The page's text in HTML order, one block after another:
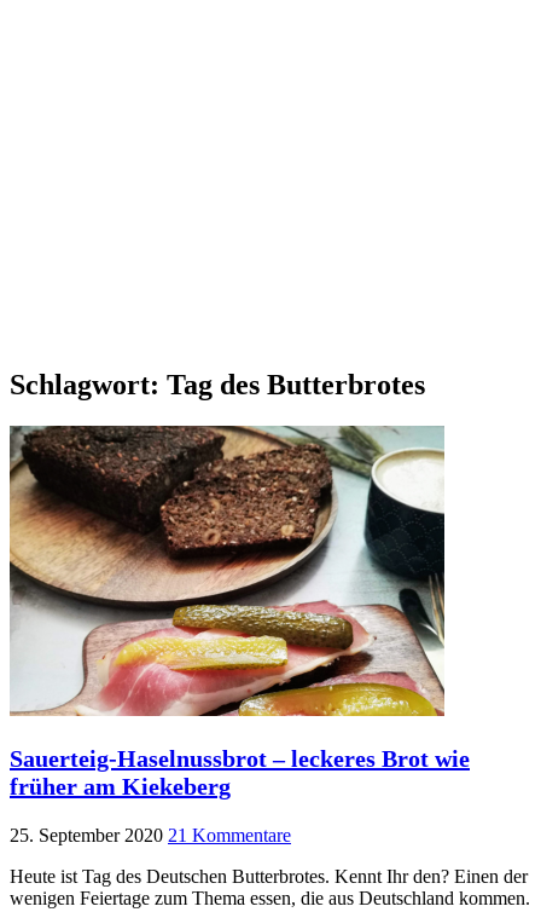
Schlagwort: Tag des Butterbrotes
Sauerteig-Haselnussbrot – leckeres Brot wie
früher am Kiekeberg
25. September 2020 21 Kommentare
Heute ist Tag des Deutschen Butterbrotes. Kennt Ihr den? Einen der
wenigen Feiertage zum Thema essen, die aus Deutschland kommen.